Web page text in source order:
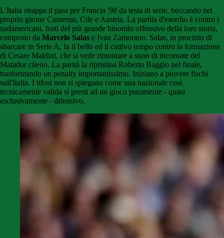
L'Italia strappa il pass per Francia '98 da testa di serie, beccando nel
proprio girone Camerun, Cile e Austria. La partita d'esordio è contro i
sudamericani, forti del più grande binomio offensivo della loro storia,
composto da Marcelo Salas e Ivan Zamorano. Salas, in procinto di
sbarcare in Serie A, fa il bello ed il cattivo tempo contro la formazione
di Cesare Maldini, che si vede rimontare a suon di incornate del
Matador cileno. La parità la ripristina Roberto Baggio nel finale,
trasformando un penalty importantissimo. Iniziano a piovere fischi
sull'Italia. I tifosi non si spiegano come una nazionale così
tecnicamente valida si presti ad un gioco puramente - quasi
esclusivamente - difensivo.